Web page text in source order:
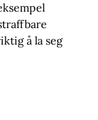
å la seg